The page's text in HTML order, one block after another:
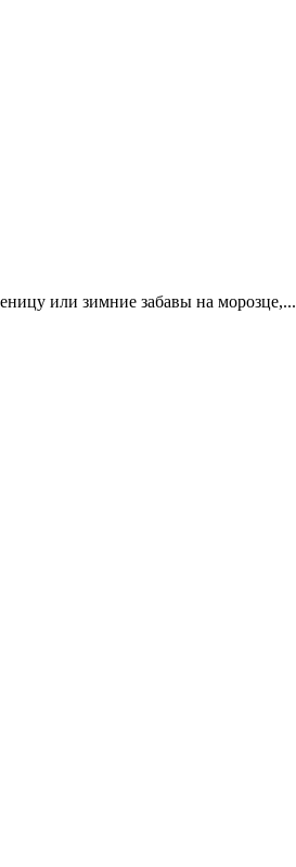
или зимние забавы на морозце,...